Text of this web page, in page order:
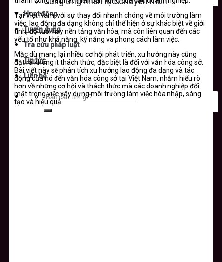
Hoạt động
Tuyển dụng
Tra cứu pháp luật
Tin tức
Liên hệ
Tại Việt Nam, với sự thay đổi nhanh chóng về môi trường làm
việc, lao động đa dạng không chỉ thể hiện ở sự khác biệt về giới
tính, độ tuổi hay nền tảng văn hóa, mà còn liên quan đến các
yếu tố như khả năng, kỹ năng và phong cách làm việc.
Mặc dù mang lại nhiều cơ hội phát triển, xu hướng này cũng
đặt ra không ít thách thức, đặc biệt là đối với văn hóa công sở.
Bài viết này sẽ phân tích xu hướng lao động đa dạng và tác
động của nó đến văn hóa công sở tại Việt Nam, nhằm hiểu rõ
hơn về những cơ hội và thách thức mà các doanh nghiệp đối
mặt trong việc xây dựng môi trường làm việc hòa nhập, sáng
tạo và hiệu quả.